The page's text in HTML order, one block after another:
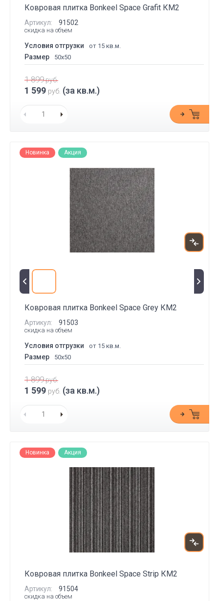
Ковровая плитка Bonkeel Space Grafit КМ2
Артикул: 91502
скидка на объем
Условия отгрузки от 15 кв.м.
Размер 50x50
1 899руб.
1 599 руб. (за кв.м.)
Новинка Акция
Ковровая плитка Bonkeel Space Grey КМ2
Артикул: 91503
скидка на объем
Условия отгрузки от 15 кв.м.
Размер 50x50
1 899руб.
1 599 руб. (за кв.м.)
Новинка Акция
Ковровая плитка Bonkeel Space Strip КМ2
Артикул: 91504
скидка на объем